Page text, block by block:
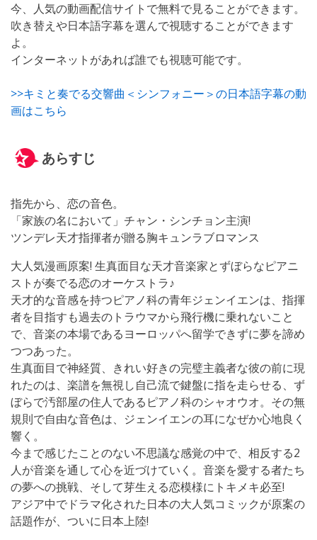
今、人気の動画配信サイトで無料で見ることができます。
吹き替えや日本語字幕を選んで視聴することができます
よ。
インターネットがあれば誰でも視聴可能です。
>>キミと奏でる交響曲＜シンフォニー＞の日本語字幕の動
画はこちら
あらすじ
指先から、恋の音色。
「家族の名において」チャン・シンチョン主演!
ツンデレ天才指揮者が贈る胸キュンラブロマンス
大人気漫画原案! 生真面目な天才音楽家とずぼらなピアニ
ストが奏でる恋のオーケストラ♪
天才的な音感を持つピアノ科の青年ジェンイエンは、指揮
者を目指すも過去のトラウマから飛行機に乗れないこと
で、音楽の本場であるヨーロッパへ留学できずに夢を諦め
つつあった。
生真面目で神経質、きれい好きの完璧主義者な彼の前に現
れたのは、楽譜を無視し自己流で鍵盤に指を走らせる、ず
ぼらで汚部屋の住人であるピアノ科のシャオウオ。その無
規則で自由な音色は、ジェンイエンの耳になぜか心地良く
響く。
今まで感じたことのない不思議な感覚の中で、相反する2
人が音楽を通して心を近づけていく。音楽を愛する者たち
の夢への挑戦、そして芽生える恋模様にトキメキ必至!
アジア中でドラマ化された日本の大人気コミックが原案の
話題作が、ついに日本上陸!